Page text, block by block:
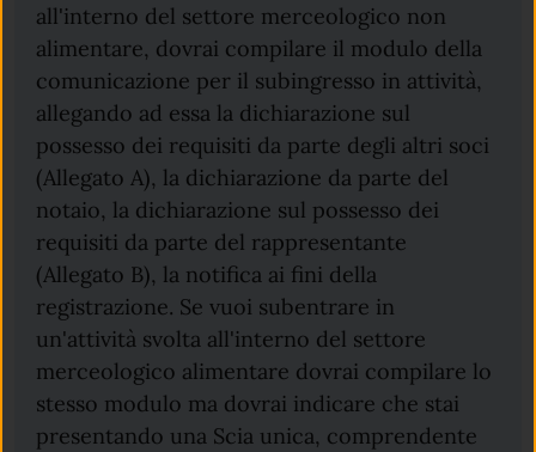
all'interno del settore merceologico non
alimentare, dovrai compilare il modulo della
comunicazione per il subingresso in attività,
allegando ad essa la dichiarazione sul
possesso dei requisiti da parte degli altri soci
(Allegato A), la dichiarazione da parte del
notaio, la dichiarazione sul possesso dei
requisiti da parte del rappresentante
(Allegato B), la notifica ai fini della
registrazione. Se vuoi subentrare in
un'attività svolta all'interno del settore
merceologico alimentare dovrai compilare lo
stesso modulo ma dovrai indicare che stai
presentando una Scia unica, comprendente